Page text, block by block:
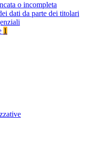
o incompleta
dati da parte dei titolari
1